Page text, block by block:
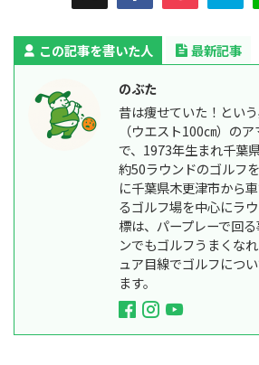
この記事を書いた人
最新記事
のぶた
昔は痩せていた！とい
（ウエスト100㎝）の
で、1973年生まれ千葉
約50ラウンドのゴルフ
に千葉県木更津市から
るゴルフ場を中心にラ
標は、パープレーで回
ンでもゴルフうまくな
ュア目線でゴルフにつ
ます。